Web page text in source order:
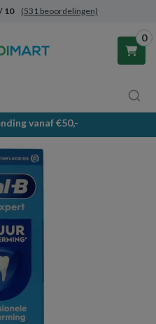
10 (531 beoordelingen)
0
is leeg.
producten.
vanaf €50,-